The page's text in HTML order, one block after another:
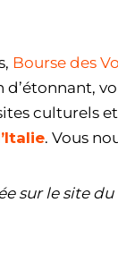
Bourse des
culturels
. Vous
sur le site du